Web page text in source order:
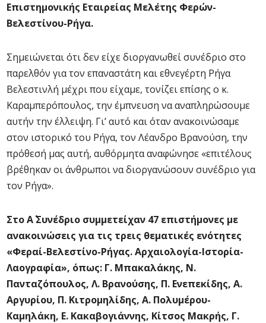
Επιστημονικής Εταιρείας Μελέτης Φερών-
Βελεστίνου-Ρήγα.
Σημειώνεται ότι δεν είχε διοργανωθεί συνέδριο στο
παρελθόν για τον επαναστάτη και εθνεγέρτη Ρήγα
Βελεστινλή μέχρι που είχαμε, τονίζει επίσης ο κ.
Καραμπερόπουλος, την έμπνευση να αναπληρώσουμε
αυτήν την έλλειψη. Γι’ αυτό και όταν ανακοινώσαμε
στον ιστορικό του Ρήγα, τον Λέανδρο Βρανούση, την
πρόθεσή μας αυτή, αυθόρμητα αναφώνησε «επιτέλους
βρέθηκαν οι άνθρωποι να διοργανώσουν συνέδριο για
τον Ρήγα».
Στο Α΄ Συνέδριο συμμετείχαν 47 επιστήμονες με
ανακοινώσεις για τις τρεις θεματικές ενότητες
«Φεραί-Βελεστίνο-Ρήγας. Αρχαιολογία-Ιστορία-
Λαογραφία», όπως: Γ. Μπακαλάκης, Ν.
Πανταζόπουλος, Λ. Βρανούσης, Π. Ενεπεκίδης, Α.
Αργυρίου, Π. Κιτρομηλίδης, Α. Πολυμέρου-
Καμηλάκη, Ε. Κακαβογιάννης, Κίτσος Μακρής, Γ.